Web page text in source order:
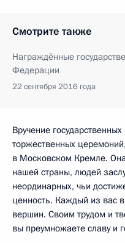
Смотрите также
Награждённые
Федерации
22 сентября 2016 года
Вручение
торжественных
в Московском Кремле.
нашей страны, людей
неординарных, чьи
ценность. Каждый из вас
вершин. Своим трудом и
вы преумножаете славу и